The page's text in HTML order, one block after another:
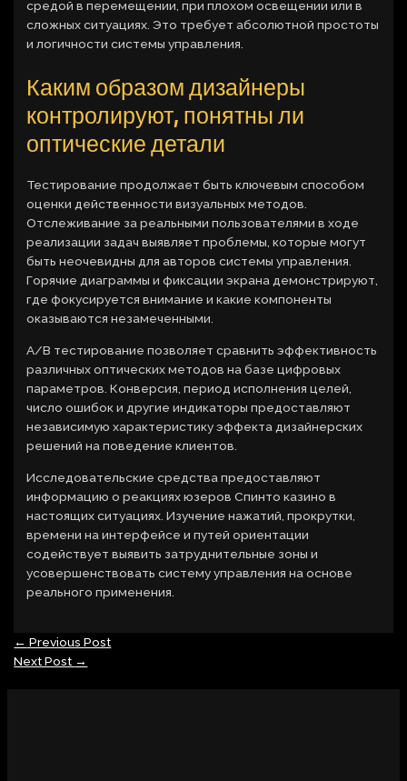
средой в перемещении, при плохом освещении или в
сложных ситуациях. Это требует абсолютной простоты
и логичности системы управления.
Каким образом дизайнеры
контролируют, понятны ли
оптические детали
Тестирование продолжает быть ключевым способом
оценки действенности визуальных методов.
Отслеживание за реальными пользователями в ходе
реализации задач выявляет проблемы, которые могут
быть неочевидны для авторов системы управления.
Горячие диаграммы и фиксации экрана демонстрируют,
где фокусируется внимание и какие компоненты
оказываются незамеченными.
A/B тестирование позволяет сравнить эффективность
различных оптических методов на базе цифровых
параметров. Конверсия, период исполнения целей,
число ошибок и другие индикаторы предоставляют
независимую характеристику эффекта дизайнерских
решений на поведение клиентов.
Исследовательские средства предоставляют
информацию о реакциях юзеров Спинто казино в
настоящих ситуациях. Изучение нажатий, прокрутки,
времени на интерфейсе и путей ориентации
содействует выявить затруднительные зоны и
усовершенствовать систему управления на основе
реального применения.
← Previous Post
Next Post →